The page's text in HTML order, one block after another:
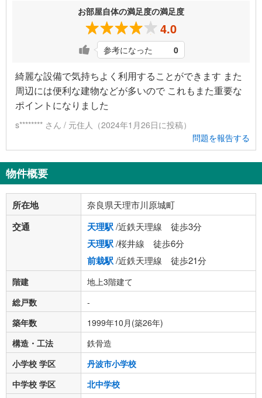
お部屋自体の満足度の満足度
4.0
参考になった 0
綺麗な設備で気持ちよく利用することができます また
周辺には便利な建物などが多いので これもまた重要な
ポイントになりました
s******** さん / 元住人（2024年1月26日に投稿）
問題を報告する
物件概要
所在地 奈良県天理市川原城町
交通 天理駅/近鉄天理線 徒歩3分
天理駅/桜井線 徒歩6分
前栽駅/近鉄天理線 徒歩21分
階建
地上3階建て
総戸数
-
築年数
1999年10月(築26年)
構造・工法
鉄骨造
小学校 学区
丹波市小学校
中学校 学区
北中学校